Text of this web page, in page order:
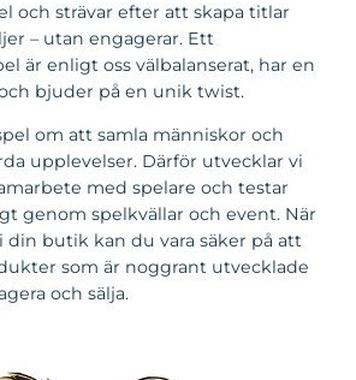
och strävar efter att skapa titlar
– utan engagerar. Ett
är enligt oss välbalanserat, har en
bjuder på en unik twist.
om att samla människor och
upplevelser. Därför utvecklar vi
med spelare och testar
genom spelkvällar och event. När
din butik kan du vara säker på att
som är noggrant utvecklade
och sälja.